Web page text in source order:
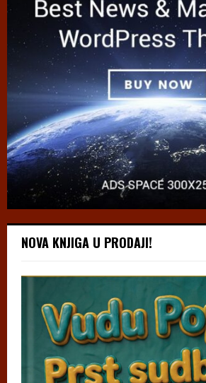
NOVA KNJIGA U PRODAJI!